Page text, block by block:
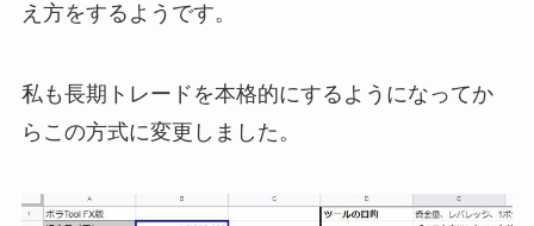
え方をするようです。
私も長期トレードを本格的にするようになってか
らこの方式に変更しました。